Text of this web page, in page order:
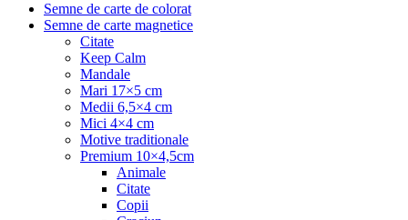
Semne de carte de colorat
Semne de carte magnetice
Citate
Keep Calm
Mandale
Mari 17×5 cm
Medii 6,5×4 cm
Mici 4×4 cm
Motive traditionale
Premium 10×4,5cm
Animale
Citate
Copii